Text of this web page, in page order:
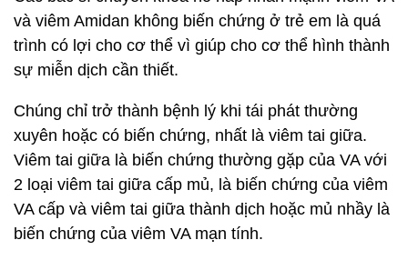
và viêm Amidan không biến chứng ở trẻ em là quá
trình có lợi cho cơ thể vì giúp cho cơ thể hình thành
sự miễn dịch cần thiết.
Chúng chỉ trở thành bệnh lý khi tái phát thường
xuyên hoặc có biến chứng, nhất là viêm tai giữa.
Viêm tai giữa là biến chứng thường gặp của VA với
2 loại viêm tai giữa cấp mủ, là biến chứng của viêm
VA cấp và viêm tai giữa thành dịch hoặc mủ nhầy là
biến chứng của viêm VA mạn tính.